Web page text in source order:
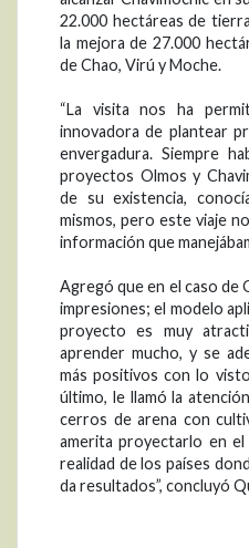
22.000 hectáreas de
la mejora de 27.000
de Chao, Virú y Moche.
“La visita nos ha
innovadora de plantear
envergadura. Siempre
proyectos Olmos y
de su existencia,
mismos, pero este viaje
información que
Agregó que en el caso de
impresiones; el modelo
proyecto es muy
aprender mucho, y se
más positivos con lo
último, le llamó la
cerros de arena con
amerita proyectarlo en
realidad de los países
da resultados”, concluyó